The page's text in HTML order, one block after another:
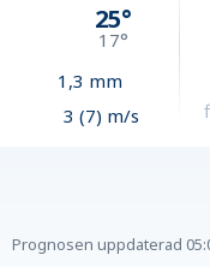
25°
17°
1,3 mm
3 (7) m/s
Prognosen uppdaterad